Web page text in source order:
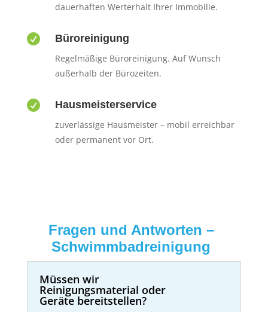
dauerhaften Werterhalt Ihrer Immobilie.
 Büroreinigung
Regelmäßige Büroreinigung. Auf Wunsch
außerhalb der Bürozeiten.
 Hausmeisterservice
zuverlässige Hausmeister – mobil erreichbar
oder permanent vor Ort.
Fragen und Antworten –
Schwimmbadreinigung
Müssen wir
Reinigungsmaterial oder
Geräte bereitstellen?